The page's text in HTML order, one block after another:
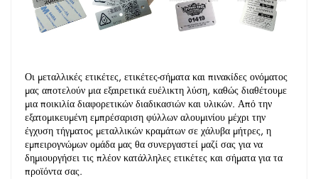
Οι μεταλλικές ετικέτες, ετικέτες-σήματα και πινακίδες ονόματος
μας αποτελούν μια εξαιρετικά ευέλικτη λύση, καθώς διαθέτουμε
μια ποικιλία διαφορετικών διαδικασιών και υλικών. Από την
εξατομικευμένη εμπρέσαριση φύλλων αλουμινίου μέχρι την
έγχυση τήγματος μεταλλικών κραμάτων σε χάλυβα μήτρες, η
εμπειρογνώμων ομάδα μας θα συνεργαστεί μαζί σας για να
δημιουργήσει τις πλέον κατάλληλες ετικέτες και σήματα για τα
προϊόντα σας.